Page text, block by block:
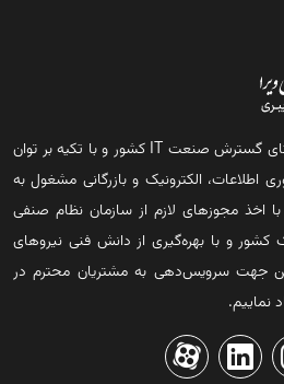
شرکت ستاک فناوری ویرا در راستای گسترش صنعت IT کشور و با تکیه بر توان
الکترونیک و بازرگانی مشغول به
اخذ مجوزهای لازم از سازمان نظام صنفی
کشور و با بهره‌گیری از دانش فنی نیروهای
جهت سرویس‌دهی به مشتریان محترم در